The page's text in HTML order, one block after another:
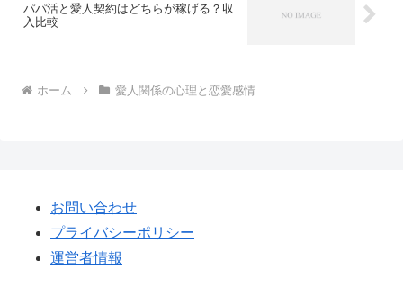
パパ活と愛人契約はどちらが稼げる？収
入比較
ホーム 愛人関係の心理と恋愛感情
お問い合わせ
プライバシーポリシー
運営者情報